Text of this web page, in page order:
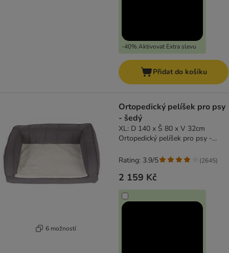
-40% Aktivovat Extra slevu
Přidat do košíku
6 možností
Ortopedický pelíšek pro psy
- šedý
XL: D 140 x Š 80 x V 32cm
Ortopedický pelíšek pro psy -
2 159 Kč
Rating: 3.9/5 (2645)